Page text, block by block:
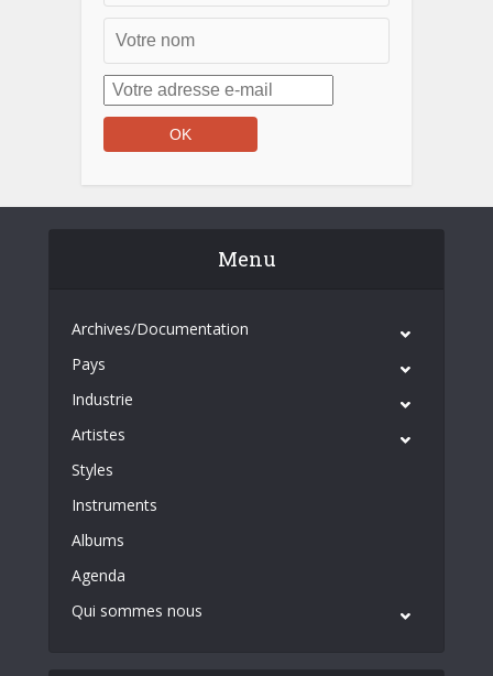
Menu
Archives/Documentation
Pays
Industrie
Artistes
Styles
Instruments
Albums
Agenda
Qui sommes nous